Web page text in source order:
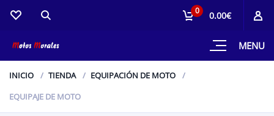
MENU
0 0.00€
INICIO TIENDA
EQUIPACIÓN DE MOTO
EQUIPAJE DE MOTO